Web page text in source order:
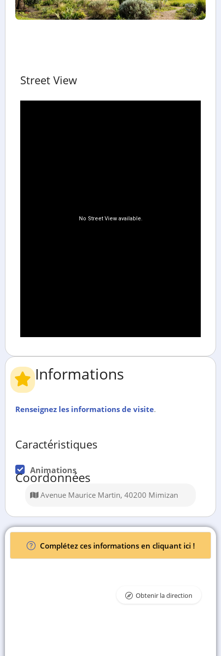
Informations
Renseignez les informations de visite.
Caractéristiques
Animations
Coordonnées
Avenue Maurice Martin, 40200 Mimizan
Street View
Complétez ces informations en cliquant ici !
Obtenir la direction